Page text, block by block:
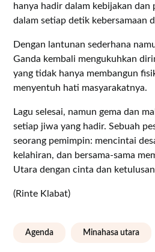
hanya hadir dalam kebijakan dan
dalam setiap detik kebersamaan
Dengan lantunan sederhana
Ganda kembali mengukuhkan
yang tidak hanya membangun
menyentuh hati masyarakatnya.
Lagu selesai, namun gema dan
setiap jiwa yang hadir. Sebuah
seorang pemimpin: mencintai
kelahiran, dan bersama-sama
Utara dengan cinta dan
(Rinte Klabat)
Agenda Minahasa utara